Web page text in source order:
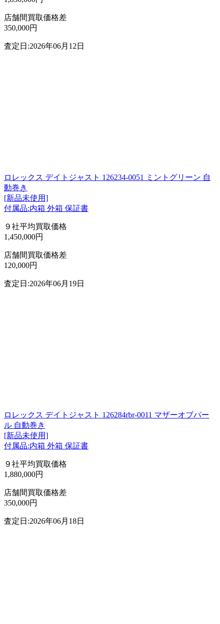
店舗間買取価格差
350,000円
査定日:2026年06月12日
ロレックス デイトジャスト 126234-0051 ミントグリーン 自
動巻き
[新品未使用]
付属品:内箱 外箱 保証書
９社平均買取価格
1,450,000円
店舗間買取価格差
120,000円
査定日:2026年06月19日
ロレックス デイトジャスト 126284rbr-0011 マザーオブパー
ル 自動巻き
[新品未使用]
付属品:内箱 外箱 保証書
９社平均買取価格
1,880,000円
店舗間買取価格差
350,000円
査定日:2026年06月18日